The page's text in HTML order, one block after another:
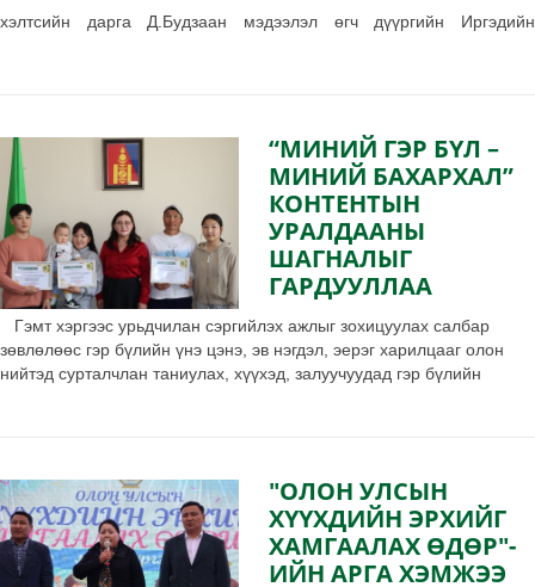
сэргийлэх талаар сургалт зохион байгууллаа.
хэлтсийн дарга Д.Будзаан мэдээлэл өгч дүүргийн Иргэдийн
“МИНИЙ ГЭР БҮЛ –
МИНИЙ БАХАРХАЛ”
КОНТЕНТЫН
УРАЛДААНЫ
ШАГНАЛЫГ
ГАРДУУЛЛАА
Гэмт хэргээс урьдчилан сэргийлэх ажлыг зохицуулах салбар
зөвлөлөөс гэр бүлийн үнэ цэнэ, эв нэгдэл, эерэг харилцааг олон
нийтэд сурталчлан таниулах, хүүхэд, залуучуудад гэр бүлийн
"ОЛОН УЛСЫН
ХҮҮХДИЙН ЭРХИЙГ
ХАМГААЛАХ ӨДӨР"-
ИЙН АРГА ХЭМЖЭЭ